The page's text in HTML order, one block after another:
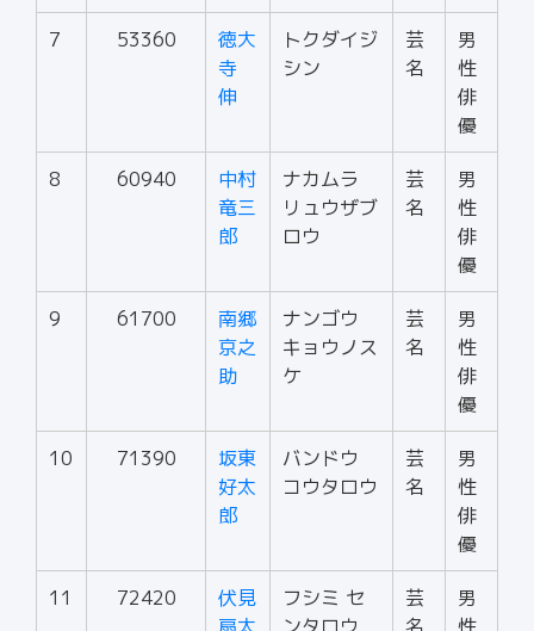
7 53360
徳大
寺
伸
トクダイジ
シン
芸
名
男
性
俳
優
8 60940
中村
竜三
郎
ナカムラ
リュウザブ
ロウ
芸
名
男
性
俳
優
9 61700
南郷
京之
助
ナンゴウ
キョウノス
ケ
芸
名
男
性
俳
優
10 71390
坂東
好太
郎
バンドウ
コウタロウ
芸
名
男
性
俳
優
11 72420
伏見
フシミ セ
芸
男